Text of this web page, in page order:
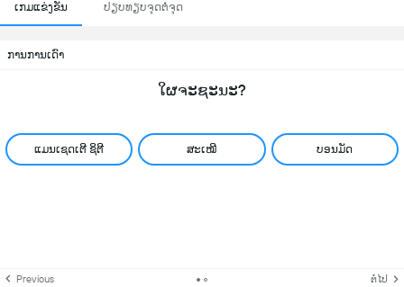
ເກມແຂ່ງຂັນ ປຽບທຽບຈຸດຕໍ່ຈຸດ
ການການເດົາ
ໃຜຈະຊະນະ?
ແມນເຊດເຕີ ຊິຕີ ສະເໝີ ບອນມັດ
Previous ຕໍ່ໄປ